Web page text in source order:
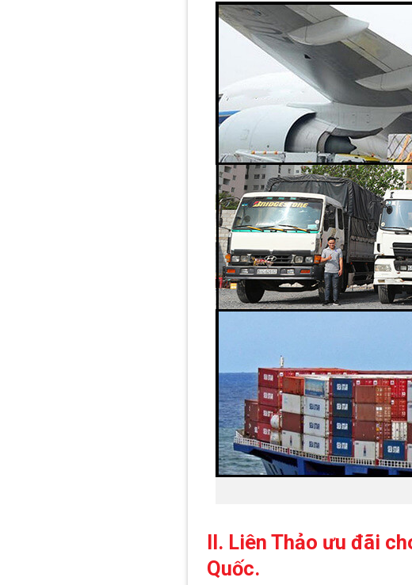
II. Liên Thảo ưu đãi
Quốc.